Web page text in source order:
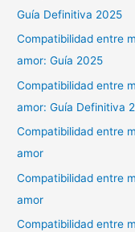
Guía Definitiva 2025
Compatibilidad entre
amor: Guía 2025
Compatibilidad entre
amor: Guía Definitiva
Compatibilidad entre
amor
Compatibilidad entre
amor
Compatibilidad entre